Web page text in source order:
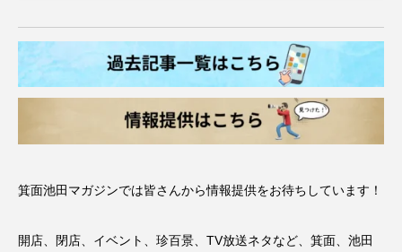
箕面池田マガジンでは皆さんから情報提供をお待ちしています！
開店、閉店、イベント、珍百景、TV放送ネタなど、箕面、池田